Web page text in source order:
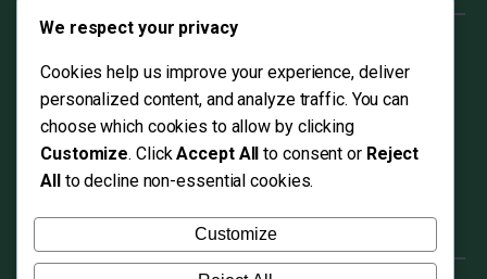
068 858 4571
info@christensentrum.co.za
We respect your privacy
Cookies help us improve your experience, deliver
personalized content, and analyze traffic. You can
choose which cookies to allow by clicking
Customize. ClickAccept All to consent or Reject
Allto decline non-essential cookies.
Customize